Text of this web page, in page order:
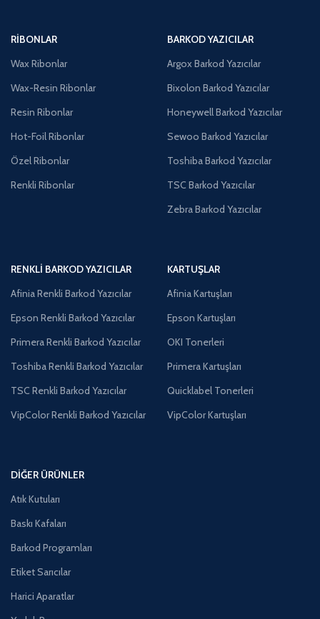
RIBONLAR
Wax Ribonlar
Wax-Resin Ribonlar
Resin Ribonlar
Hot-Foil Ribonlar
Özel Ribonlar
Renkli Ribonlar
BARKOD YAZICILAR
Argox Barkod Yazıcılar
Bixolon Barkod Yazıcılar
Honeywell Barkod Yazıcılar
Sewoo Barkod Yazıcılar
Toshiba Barkod Yazıcılar
TSC Barkod Yazıcılar
Zebra Barkod Yazıcılar
RENKLI BARKOD YAZICILAR
Afinia Renkli Barkod Yazıcılar
Epson Renkli Barkod Yazıcılar
Primera Renkli Barkod Yazıcılar
Toshiba Renkli Barkod Yazıcılar
TSC Renkli Barkod Yazıcılar
VipColor Renkli Barkod Yazıcılar
KARTUŞLAR
Afinia Kartuşları
Epson Kartuşları
OKI Tonerleri
Primera Kartuşları
Quicklabel Tonerleri
VipColor Kartuşları
DIĞER ÜRÜNLER
Atık Kutuları
Baskı Kafaları
Barkod Programları
Etiket Sarıcılar
Harici Aparatlar